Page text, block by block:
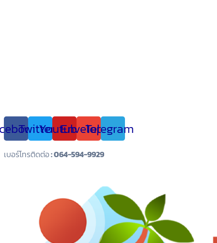
TwitterYoutubeEnvelopeTelegram
เบอร์โทรติดต่อ: 064-594-9929